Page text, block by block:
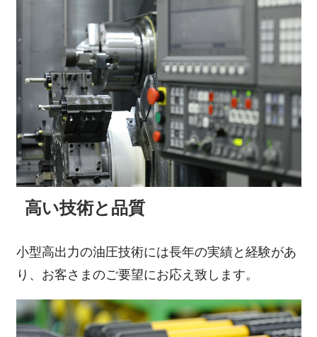
高い技術と品質
小型高出力の油圧技術には長年の実績と経験があ
り、お客さまのご要望にお応え致します。